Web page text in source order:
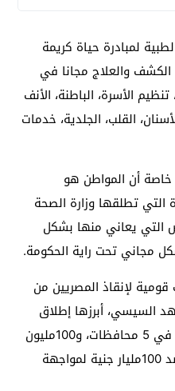
لمبادرة حياة كريمة
الكشف والعلاج مجانا في
الأسرة، الباطنة، الأنف
القلب، الجلدية، خدمات
أن المواطن هو
التي تطلقها وزارة الصحة
التي يعاني منها بشكل
مجاني تحت راية الحكومة.
تم إطلاق 6 مبادرات قومية لإنقاذ المصريين من
السيسي، أبرزها إطلاق
منظومة التأمين الصحي الشامل في 5 محافظات، و100مليون
صحة، وإنهاء قوائم الانتظار، ورصد 100مليار جنية لمواجهة